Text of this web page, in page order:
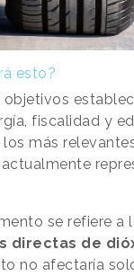
esto?
objetivos
fiscalidad y
más
actualmente
se refiere a
directas de
no afectaría